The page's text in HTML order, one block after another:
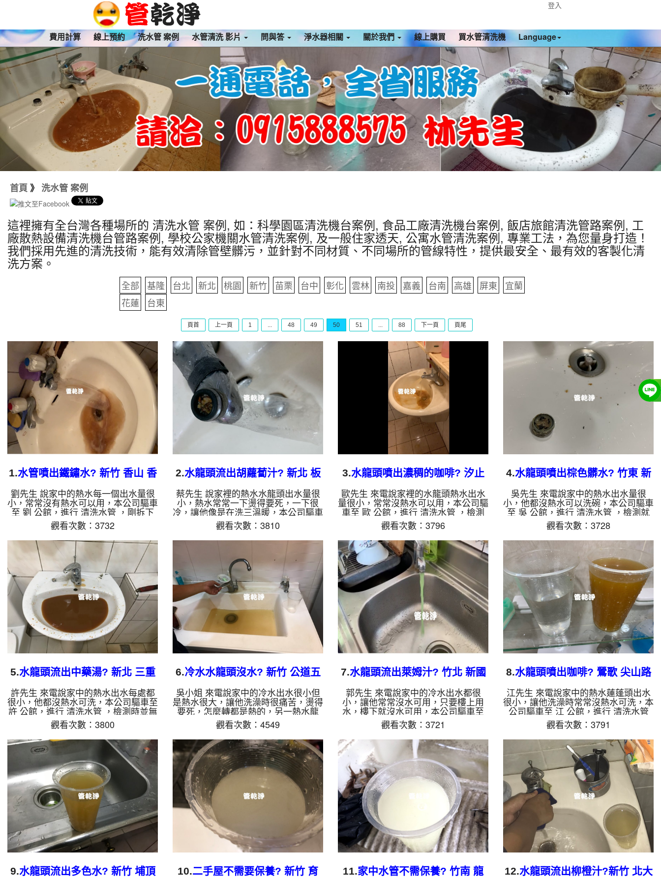
登入
費用計算 線上預約 洗水管 案例 水管清洗 影片 問與答 淨水器相關 關於我們 線上購買 買水管清洗機 Language
首頁 》 洗水管 案例
這裡擁有全台灣各種場所的 清洗水管 案例, 如：科學園區清洗機台案例, 食品工廠清洗機台案例, 飯店旅館清洗管路案例, 工
廠散熱設備清洗機台管路案例, 學校公家機關水管清洗案例, 及一般住家透天, 公寓水管清洗案例, 專業工法，為您量身打造！
我們採用先進的清洗技術，能有效清除管壁髒污，並針對不同材質、不同場所的管線特性，提供最安全、最有效的客製化清
洗方案。
全部 基隆 台北 新北 桃園 新竹 苗栗 台中 彰化 雲林 南投 嘉義 台南 高雄 屏東
宜蘭
花蓮
台東
頁首 上一頁 1 ... 48 49 50 51 ... 88 下一頁 頁尾
1.水管噴出鐵鏽水? 新竹 香山 香
村路 清洗水管
劉先生 說家中的熱水每一個出水量很
小，常常沒有熱水可以用，本公司驅車
至 劉 公館，進行 清洗水管 ，剛拆下
濾嘴就發現一堆異物，還掉到滿水槽，
如圖，本公司架起 高周波水管清洗
機，灌入 檸檬酸液 至水管裡面，等了
約15分，開啟 水管清洗機 ，啟動 螺旋
波 模式，把水管的污垢及異物沖出
來，一開始就噴出棕色髒水，源源不
絕，很噁心，劉先生很驚訝，如影片，
清洗水管 約一個多小時後，劉先生 熱
水出水量正常了!! 如是自來水，如水管
老化，會產生鐵鏽跟泥沙堆積，洗出來
的水就會是咖啡色，地下水含有氧化
錳，管...
觀看次數：3732
2.水龍頭流出胡蘿蔔汁? 新北 板
橋 永豐街 水管清洗
蔡先生 說家裡的熱水水龍頭出水量很
小，熱水常常一下燙得要死，一下很
冷，讓他像是在洗三溫暖，本公司驅車
至 蔡 公館，進行 清洗水管 ，剛拆下
濾嘴就發現一堆異物，本公司架起 高
周波水管清洗機，灌入 檸檬酸液 至水
機 ，啟動 螺旋波 模式，把水管的污垢
及異物沖出來，一開始沒洗出什麼，沒
多久就噴出胡蘿蔔汁，源源不絕，非常
噁心，蔡先生都下了一跳，如影片，
清洗水管 約一個小時後，蔡先生 熱水
正常運作了!! 如是自來水，如水管老
化，會產生鐵鏽跟泥沙堆積，洗出來的
水就...
觀看次數：3810
3.水龍頭噴出濃稠的咖啡? 汐止
瑞松街 洗水管
歐先生 來電說家裡的水龍頭熱水出水
量很小，常常沒熱水可以用，本公司驅
車至 歐 公館，進行 清洗水管 ，檢測
就發現管幣上都是鐵鏽，本公司架起
高周波水管清洗機，灌入 檸檬酸液 至
水管裡面，等了約15分，開啟 水管清
洗機 ，啟動 螺旋波 模式，把水管的污
垢及異物沖出來，一開始洗就洗出一堆
異物，還噴出棕色的髒水，源源不絕，
非常噁心，歐先生都覺得很不可思議，
如影片， 清洗水管 約兩個小時後，歐
先生 有熱水可以用了!! 如是自來水，
如水管老化，會產生鐵鏽跟泥沙堆積，
洗出來的水就會是咖啡色，地下水含
有...
觀看次數：3796
4.水龍頭噴出棕色髒水? 竹東 新
生路 清洗水管
吳先生 來電說家中的熱水出水量很
小，他都沒熱水可以洗碗，本公司驅車
至 吳 公館，進行 清洗水管 ，檢測就
發現濾嘴上都是異物，本公司架起 高
周波水管清洗機，灌入 檸檬酸液 至水
管裡面，等了約15分，開啟 水管清洗
機 ，啟動 周波 模式，要把水管的污垢
及異物沖出來，一開始怎麼洗都沒有東
西，沒多久噴出棕色的鏽水，看起來非
常噁，吳先生看了覺得噁心，如影片，
清洗水管 約一個小時後，吳先生 很高
興有熱水可以用了!! 如是自來水，如水
管老化，會產生鐵鏽跟泥沙堆積，洗出
來的水就會是咖啡色，地下水含有氧
化...
觀看次數：3728
5.水龍頭流出中藥湯? 新北 三重
重陽路 水管清洗
許先生 來電說家中的熱水出水每處都
很小，他都沒熱水可洗，本公司驅車至
許 公館，進行 清洗水管 ，檢測時並無
發現，本公司架起 高周波水管清洗
機，灌入 檸檬酸液 至水管裡面，等了
約15分，開啟 水管清洗機 ，啟動 水槌
模式，要把水管的污垢及異物沖出來，
一開始就開始噴出棕色的鏽水，越來越
多，後面居然出現中藥湯，看起來非常
噁，許先生非常震撼，如影片， 清洗
水管 約一個小時後，許先生 很高興有
熱水可以用了!! 如是自來水，如水管老
化，會產生鐵鏽跟泥沙堆積，洗出來的
水就會是咖啡色，地下水含有氧化錳...
觀看次數：3800
6.冷水水龍頭沒水? 新竹 公道五
路二段 洗水管
吳小姐 來電說家中的冷水出水很小但
是熱水很大，讓他洗澡時很痛苦，燙得
要死，怎麼轉都是熱的，另一熱水龍
頭，幾乎無法出水，本公司驅車至 吳
小姐 家，進行 清洗水管 ，檢測時發現
發現三角凡爾都是碳酸鈣，所以冷水管
內有大量的碳酸鈣，本公司架起 高周
波水管清洗機，灌入 檸檬酸液 至水管
裡面，等了約15分，開啟 水管清洗機
，啟動 周波 模式，要把水管的污垢及
異物沖出來，一開始洗不出東西，沒多
久就噴出黃色的贓水，越噴就越多，吳
小姐看了很傻眼，如影片， 清洗水管
約一個小時後，吳小姐 很高興能正常
觀看次數：4549
7.水龍頭流出萊姆汁? 竹北 新國
街 清洗水管
郭先生 來電說家中的冷水出水都很
小，讓他常常沒水可用，只要樓上用
水，樓下就沒水可用，本公司驅車至
郭 公館，進行 清洗水管 ，檢測時發現
屋主是使用地下水，所以冷水管內堆了
大量的管垢，本公司架起 高周波水管
清洗機，灌入 檸檬酸液 至水管裡面，
等了約15分，開啟 水管清洗機 ，啟動
周波 模式，要把水管的污垢及異物沖
出來，一開始洗不出東西，沒多久就噴
出棕色的鏽水，看起來相當噁心，沒多
久居然噴出綠色的萊姆汁，郭先生看了
很訝異，如影片， 清洗水管 約兩個小
時後，郭先生 很高興有水可以用了!!
觀看次數：3721
8.水龍頭噴出咖啡? 鶯歌 尖山路
水管清洗
江先生 來電說家中的熱水蓮蓬頭出水
很小，讓他洗澡時常常沒熱水可洗，本
公司驅車至 江 公館，進行 清洗水管
，檢測時並無發現，本公司架起 高周
波水管清洗機，灌入 檸檬酸液 至水管
裡面，等了約15分，開啟 水管清洗機
，啟動 周波 模式，要把水管的污垢及
異物沖出來，一開始就開始噴出棕色的
鏽水，看起來相當噁心，看的江先生很
震撼，如影片， 清洗水管 約一個小時
後，江先生 很高興有熱水澡可以洗了!!
如是自來水，如水管老化，會產生鐵鏽
跟泥沙堆積，洗出來的水就會是咖啡
色，地下水含有氧化錳，管壁上會結
觀看次數：3791
9.水龍頭流出多色水? 新竹 埔頂 10.二手屋不需要保養? 新竹 育 11.家中水管不需保養? 竹南 龍 12.水龍頭流出柳橙汁?新竹 北大